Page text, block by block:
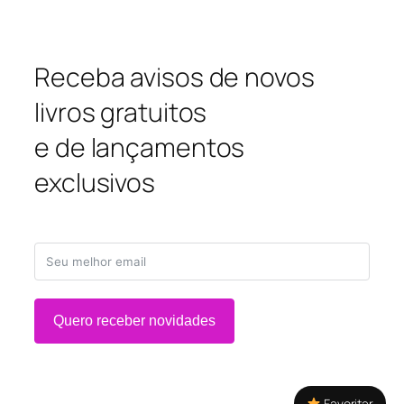
Receba avisos de novos
livros gratuitos
e de lançamentos
exclusivos
Quero receber novidades